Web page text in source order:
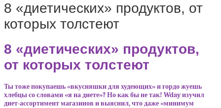
8 «диетических» продуктов, от
которых толстеют
8 «диетических» продуктов,
от которых толстеют
Ты тоже покупаешь «вкусняшки для худеющих» и гордо жуешь
хлебцы со словами «я на диете»? Но как бы не так! Wday изучил
диет-ассортимент магазинов и выяснил, что даже «минимум